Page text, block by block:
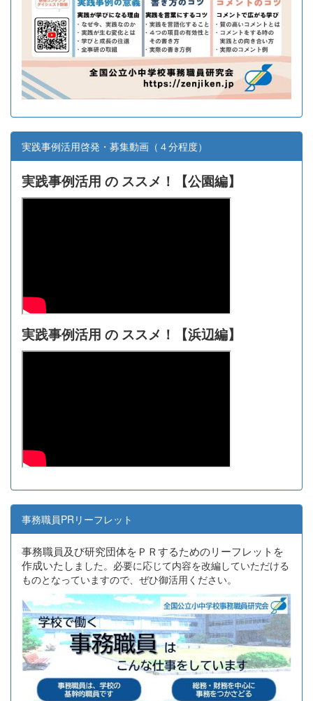
実践事例活用啓発・募集動画（４分程度）
実践事例活用 の ススメ！【公園編】
実践事例活用 の ススメ！【浜辺編】
事務職員PRリーフレット
事務職員及び研究団体をＰＲするためのリーフレットを
作成いたし ました。必要に応じて内容を改編していただける
ものとなっていますので、ぜひ御活用ください。